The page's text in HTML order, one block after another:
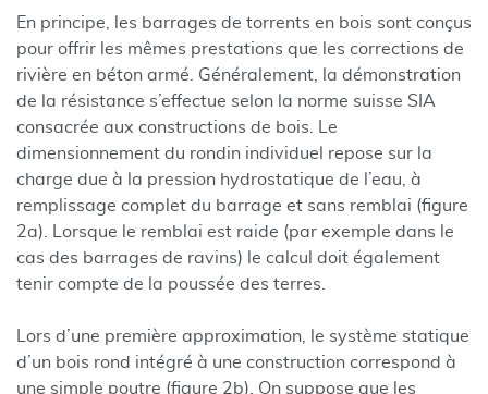
En principe, les barrages de torrents en bois sont conçus
pour offrir les mêmes prestations que les corrections de
rivière en béton armé. Généralement, la démonstration
de la résistance s’effectue selon la norme suisse SIA
consacrée aux constructions de bois. Le
dimensionnement du rondin individuel repose sur la
charge due à la pression hydrostatique de l’eau, à
remplissage complet du barrage et sans remblai (figure
2a). Lorsque le remblai est raide (par exemple dans le
cas des barrages de ravins) le calcul doit également
tenir compte de la poussée des terres.
Lors d’une première approximation, le système statique
d’un bois rond intégré à une construction correspond à
une simple poutre (figure 2b). On suppose que les